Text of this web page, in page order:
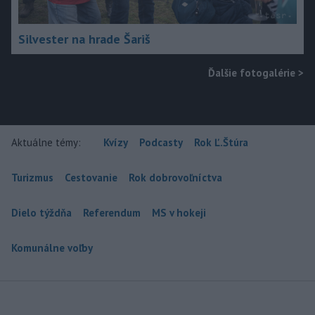
Silvester na hrade Šariš
Ďalšie fotogalérie >
Aktuálne témy: Kvízy Podcasty Rok Ľ.Štúra
Turizmus Cestovanie Rok dobrovoľníctva
Dielo týždňa Referendum MS v hokeji
Komunálne voľby